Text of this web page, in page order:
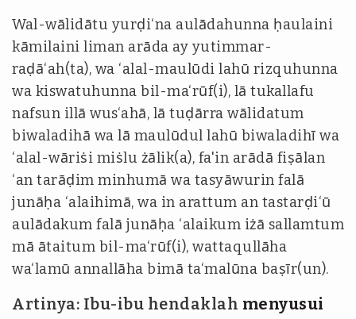
Wal-wālidātu yurḍi‘na aulādahunna ḥaulaini
kāmilaini liman arāda ay yutimmar-
raḍā‘ah(ta), wa ‘alal-maulūdi lahū rizquhunna
wa kiswatuhunna bil-ma‘rūf(i), lā tukallafu
nafsun illā wus‘ahā, lā tuḍārra wālidatum
biwaladihā wa lā maulūdul lahū biwaladihī wa
‘alal-wāriṡi miṡlu żālik(a), fa'in arādā fiṣālan
‘an tarāḍim minhumā wa tasyāwurin falā
junāḥa ‘alaihimā, wa in arattum an tastarḍi‘ū
aulādakum falā junāḥa ‘alaikum iżā sallamtum
mā ātaitum bil-ma‘rūf(i), wattaqullāha
wa‘lamū annallāha bimā ta‘malūna baṣīr(un).
Artinya: Ibu-ibu hendaklah menyusui